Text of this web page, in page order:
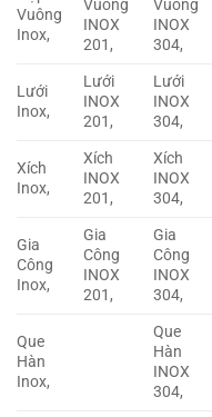
Vuông
Inox,
Vuông
INOX
201,
Vuông
INOX
304,
Lưới
Inox,
Lưới
INOX
201,
Lưới
INOX
304,
Xích
Inox,
Xích
INOX
201,
Xích
INOX
304,
Gia
Công
Inox,
Gia
Công
INOX
201,
Gia
Công
INOX
304,
Que
Hàn
Inox,
Que
Hàn
INOX
304,